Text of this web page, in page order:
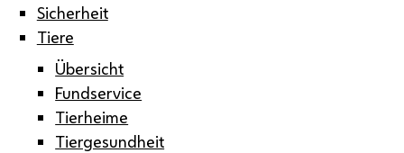
Sicherheit
Tiere
Übersicht
Fundservice
Tierheime
Tiergesundheit